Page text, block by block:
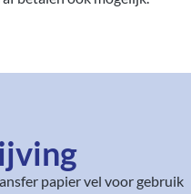
papier vel voor gebruik